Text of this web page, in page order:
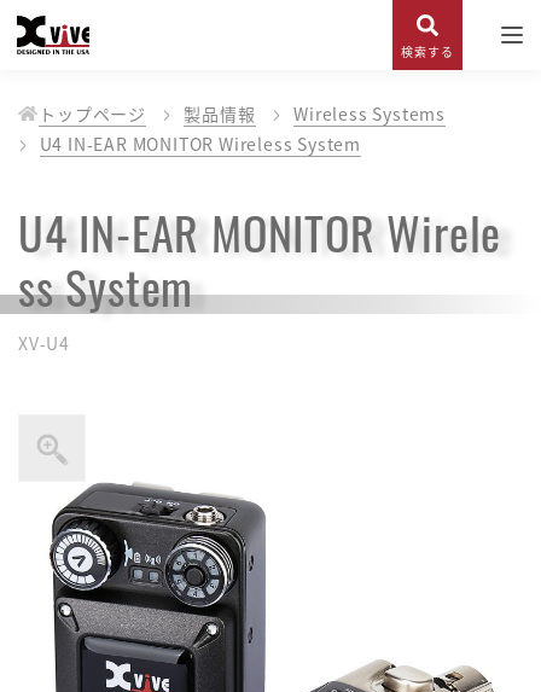
検索する
トップページ 製品情報
Wireless Systems
U4 IN-EAR MONITOR Wireless System
U4 IN-EAR MONITOR Wirele
ss System
XV-U4